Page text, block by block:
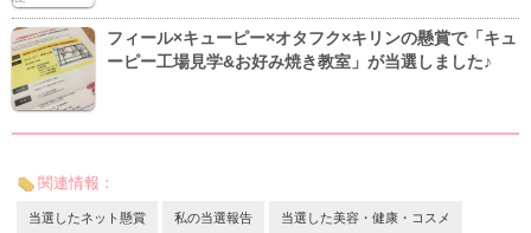
フィール×キューピー×オタフク×キリンの懸賞で「キュ
ーピー工場見学&お好み焼き教室」が当選しました♪
関連情報：
当選したネット懸賞 私の当選報告 当選した美容・健康・コスメ